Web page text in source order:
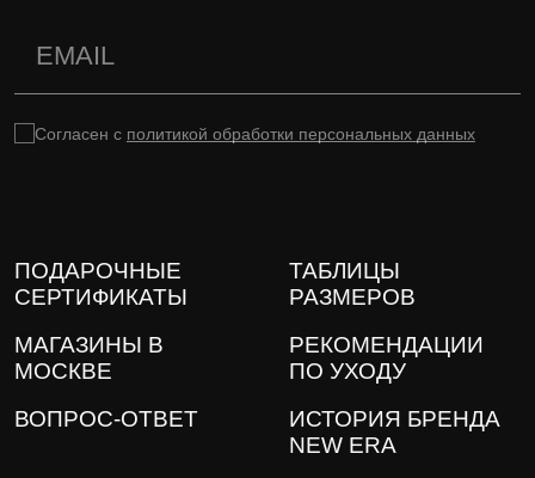
Согласен с политикой обработки персональных данных
ПОДАРОЧНЫЕ
СЕРТИФИКАТЫ
ТАБЛИЦЫ
РАЗМЕРОВ
МАГАЗИНЫ В
МОСКВЕ
РЕКОМЕНДАЦИИ
ПО УХОДУ
ВОПРОС-ОТВЕТ
ИСТОРИЯ БРЕНДА
NEW ERA